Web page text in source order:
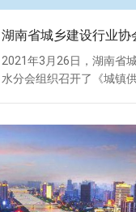
2021年3月26日，湖南省
水分会组织召开了《城镇
家、湖南省城乡建设行业
部分标准起草单位代表等共